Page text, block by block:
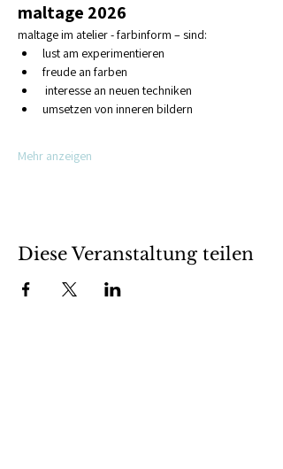
maltage 2026
maltage im atelier - farbinform – sind:
lust am experimentieren
freude an farben
interesse an neuen techniken
umsetzen von inneren bildern
Mehr anzeigen
Diese Veranstaltung teilen